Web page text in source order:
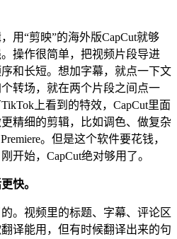
用“剪映”的海外版CapCut就够
操作很简单，把视频片段导进
和长短。想加字幕，就点一下文
转场，就在两个片段之间点一
上看到的特效，CapCut里面
精细的剪辑，比如调色、做复杂
。但是这个软件要花钱，
开始，CapCut绝对够用了。
快。
。视频里的标题、字幕、评论区
译能用，但有时候翻译出来的句